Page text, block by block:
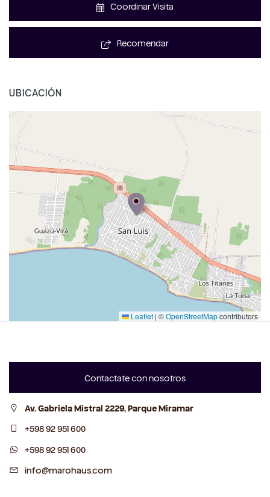
Coordinar Visita
Recomendar
UBICACIÓN
Leaflet | ©OpenStreetMapcontributors
Contactate con nosotros
Av. Gabriela Mistral 2229, Parque Miramar
+598 92 951 600
+598 92 951 600
info@marohaus.com